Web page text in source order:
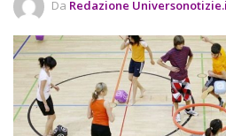
Da Redazione